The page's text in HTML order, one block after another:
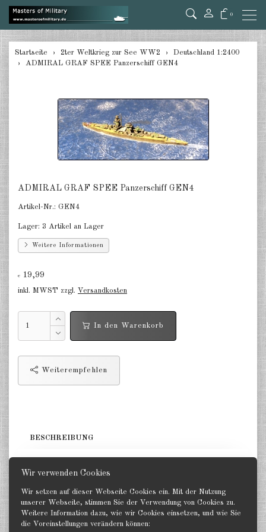
Wir verwenden Cookies
Wir setzen auf dieser Webseite Cookies ein. Mit der Nutzung
unserer Webseite, stimmen Sie der Verwendung von Cookies zu.
Weitere Information dazu, wie wir Cookies einsetzen, und wie Sie
die Voreinstellungen verändern können:
0
zurück
Italien 1:2400
Japan 1:285
Alliierte 1:285/300
Großbritannien 1:2400
Startseite 2ter Weltkrieg zur See WW2
Deutschland 1:2400
ADMIRAL GRAF SPEE Panzerschiff GEN4
ADMIRAL GRAF SPEE Panzerschiff GEN4
Artikel-Nr.: GEN4
Lager: 3 Artikel an Lager
Weitere Informationen
€ 19,99
inkl. MWST zzgl. Versandkosten
In den Warenkorb
Weiterempfehlen
BESCHREIBUNG
Zurück